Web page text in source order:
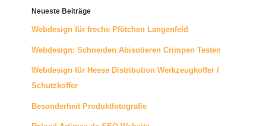
Neueste Beiträge
Webdesign für freche Pfötchen Langenfeld
Webdesign: Schneiden Abisolieren Crimpen Testen
Webdesign für Hesse Distribution Werkzeugkoffer /
Schutzkoffer
Besonderheit Produktfotografie